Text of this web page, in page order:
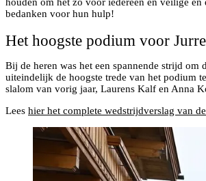
bedanken voor hun hulp!
Het hoogste podium voor
Bij de heren was het een spannende strijd
uiteindelijk de hoogste trede van het podium
slalom van vorig jaar, Laurens Kalf en Anna
Lees hier het complete wedstrijdverslag van